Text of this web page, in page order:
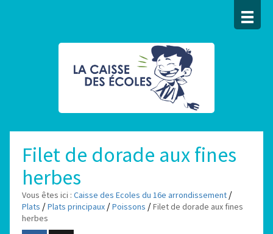
Filet de dorade aux fines
herbes
Vous êtes ici : Caisse des Ecoles du 16e arrondissement /
Plats /Plats principaux /Poissons /Filet de dorade aux fines
herbes